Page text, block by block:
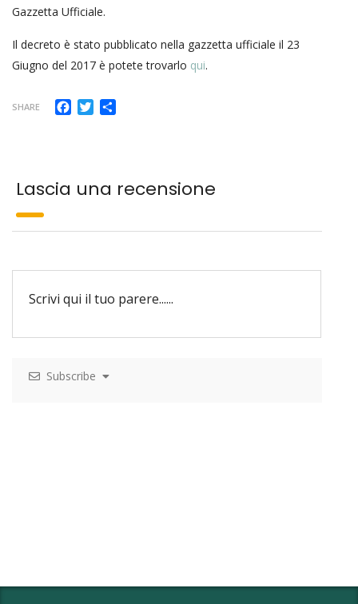
Gazzetta Ufficiale.
Il decreto è stato pubblicato nella gazzetta ufficiale il 23
Giugno del 2017 è potete trovarlo qui.
SHARE Facebook
Twitter
Lascia una recensione
Subscribe